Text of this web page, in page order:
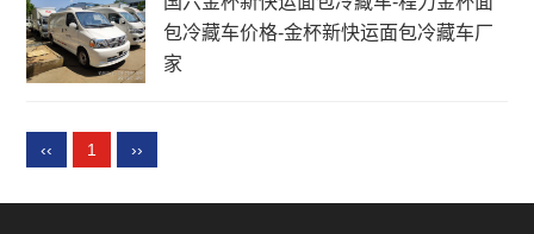
包冷藏车价格-金杯新快运面包冷藏车厂
家
‹‹ 1 ››